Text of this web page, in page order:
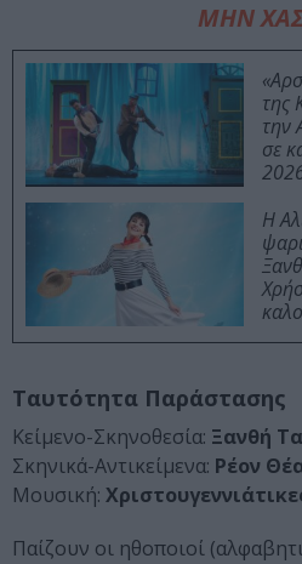
ΜΗΝ
της
την
σε
Η
Ταυτότητα Παράστασης
Κείμενο-Σκηνοθεσία: Ξανθή
Σκηνικά-Αντικείμενα: Ρέον
Μουσική:
Παίζουν οι ηθοποιοί